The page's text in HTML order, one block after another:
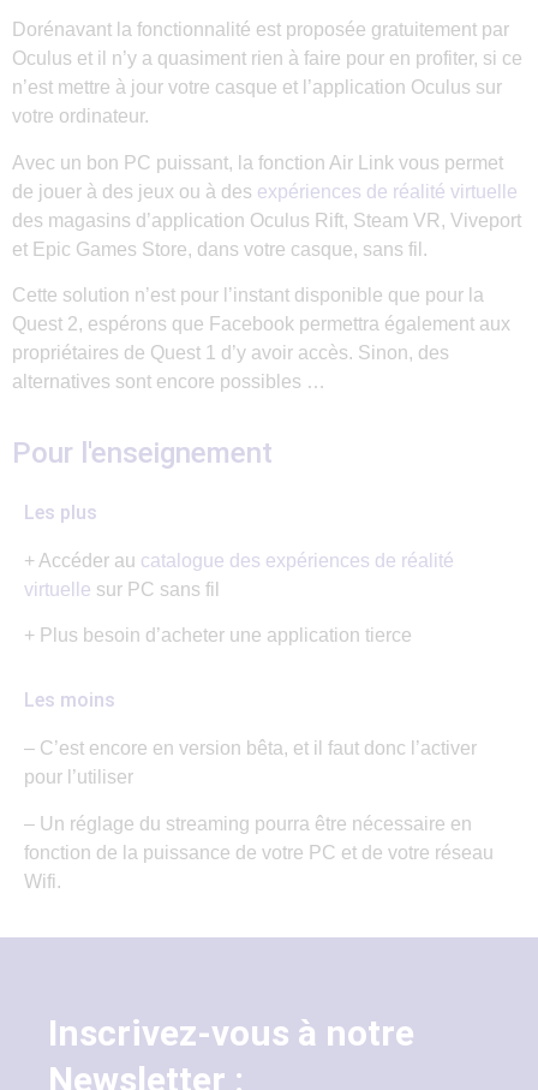
Dorénavant la fonctionnalité est proposée gratuitement par
Oculus et il n’y a quasiment rien à faire pour en profiter, si ce
n’est mettre à jour votre casque et l’application Oculus sur
votre ordinateur.
Avec un bon PC puissant, la fonction Air Link vous permet
de jouer à des jeux ou à des expériences de réalité virtuelle
des magasins d’application Oculus Rift, Steam VR, Viveport
et Epic Games Store, dans votre casque, sans fil.
Cette solution n’est pour l’instant disponible que pour la
Quest 2, espérons que Facebook permettra également aux
propriétaires de Quest 1 d’y avoir accès. Sinon, des
alternatives sont encore possibles …
Pour l'enseignement
Les plus
+ Accéder au catalogue des expériences de réalité
virtuelle sur PC sans fil
+ Plus besoin d’acheter une application tierce
Les moins
– C’est encore en version bêta, et il faut donc l’activer
pour l’utiliser
– Un réglage du streaming pourra être nécessaire en
fonction de la puissance de votre PC et de votre réseau
Wifi.
Inscrivez-vous à notre
Newsletter :